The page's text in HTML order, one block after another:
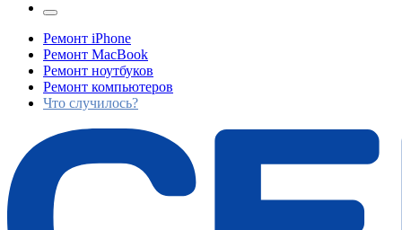
Ремонт iPhone
Ремонт MacBook
Ремонт ноутбуков
Ремонт компьютеров
Что случилось?